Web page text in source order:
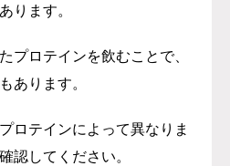
ります。
プロテインを飲むことで、
あります。
ロテインによって異なりま
認してください。